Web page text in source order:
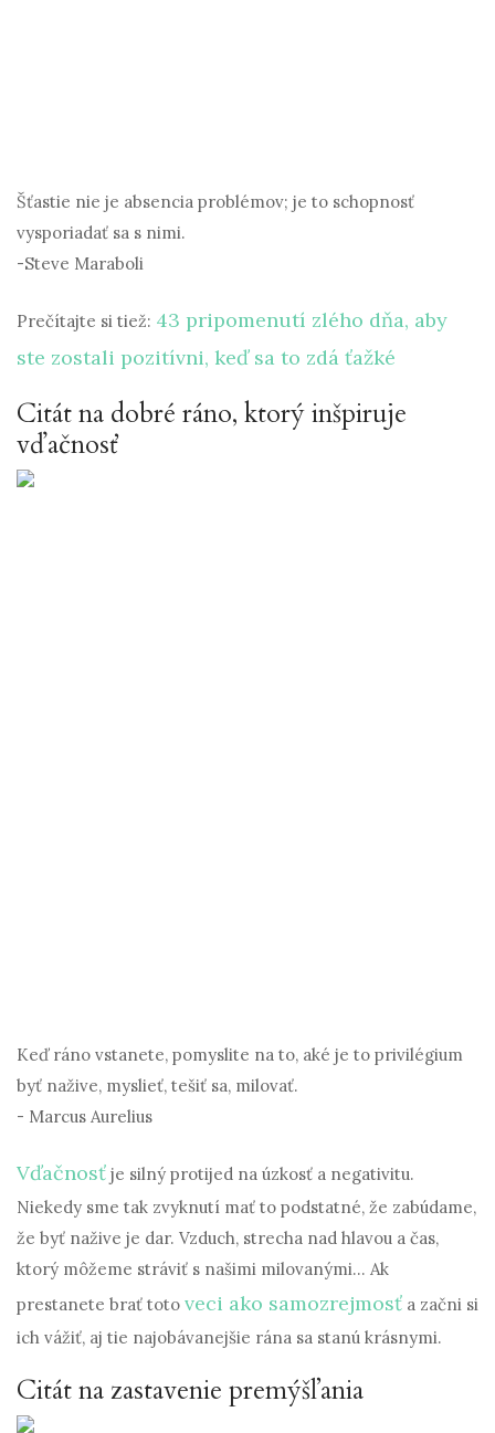
Šťastie nie je absencia problémov; je to schopnosť
vysporiadať sa s nimi.
-Steve Maraboli
Prečítajte si tiež: 43 pripomenutí zlého dňa, aby
ste zostali pozitívni, keď sa to zdá ťažké
Citát na dobré ráno, ktorý inšpiruje
vďačnosť
Keď ráno vstanete, pomyslite na to, aké je to privilégium
byť nažive, myslieť, tešiť sa, milovať.
- Marcus Aurelius
Vďačnosť je silný protijed na úzkosť a negativitu.
Niekedy sme tak zvyknutí mať to podstatné, že zabúdame,
že byť nažive je dar. Vzduch, strecha nad hlavou a čas,
ktorý môžeme stráviť s našimi milovanými... Ak
prestanete brať toto veci ako samozrejmosť a začni si
ich vážiť, aj tie najobávanejšie rána sa stanú krásnymi.
Citát na zastavenie premýšľania